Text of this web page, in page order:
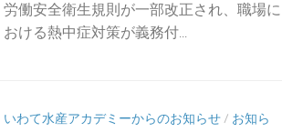
労働安全衛生規則が一部改正され、職場に
おける熱中症対策が義務付...
いわて水産アカデミーからのお知らせ/ お知ら